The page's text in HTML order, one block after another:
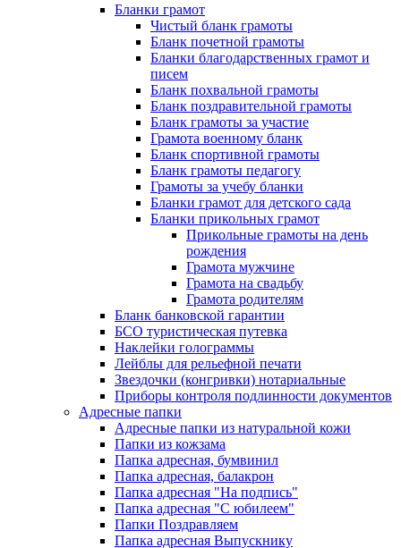
Бланки грамот
Чистый бланк грамоты
Бланк почетной грамоты
Бланки благодарственных грамот и
писем
Бланк похвальной грамоты
Бланк поздравительной грамоты
Бланк грамоты за участие
Грамота военному бланк
Бланк спортивной грамоты
Бланк грамоты педагогу
Грамоты за учебу бланки
Бланки грамот для детского сада
Бланки прикольных грамот
Прикольные грамоты на день
рождения
Грамота мужчине
Грамота на свадьбу
Грамота родителям
Бланк банковской гарантии
БСО туристическая путевка
Наклейки голограммы
Лейблы для рельефной печати
Звездочки (конгривки) нотариальные
Приборы контроля подлинности документов
Адресные папки
Адресные папки из натуральной кожи
Папки из кожзама
Папка адресная, бумвинил
Папка адресная, балакрон
Папка адресная "На подпись"
Папка адресная "C юбилеем"
Папки Поздравляем
Папка адресная Выпускнику